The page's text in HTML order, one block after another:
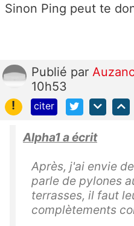
Sinon Ping peut te
Publié par
10h53
!
citer
Alpha1 a écrit
Après, j'ai envie
parle de pylones
terrasses, il faut
complètements